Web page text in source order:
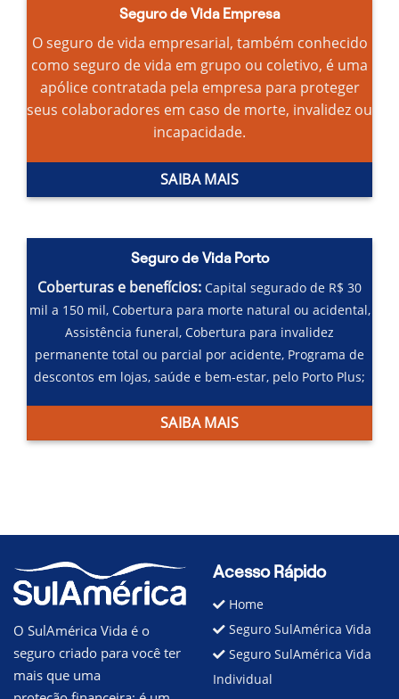
Seguro de Vida Empresa
O seguro de vida empresarial, também conhecido
como seguro de vida em grupo ou coletivo, é uma
apólice contratada pela empresa para proteger
seus colaboradores em caso de morte, invalidez ou
incapacidade.
SAIBA MAIS
Seguro de Vida Porto
Coberturas e benefícios: Capital segurado de R$ 30
mil a 150 mil, Cobertura para morte natural ou acidental,
Assistência funeral,Cobertura para invalidez
permanente total ou parcial por acidente, Programa de
descontos em lojas, saúde e bem-estar, pelo Porto Plus;
SAIBA MAIS
O SulAmérica Vida é o
seguro criado para você ter
mais que uma
Acesso Rápido
Home
Seguro SulAmérica Vida
Seguro SulAmérica Vida
Individual